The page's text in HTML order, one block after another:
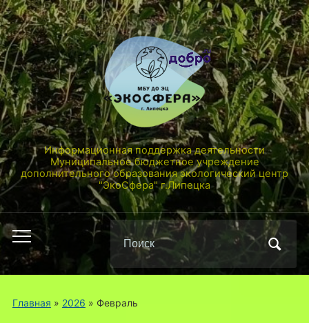
Информационная поддержка деятельности
Муниципальное бюджетное учреждение
дополнительного образования экологический центр
"ЭкоСфера" г.Липецка
Переключить
мобильное
меню
Поиск
по:
Главная » 2026 » Февраль